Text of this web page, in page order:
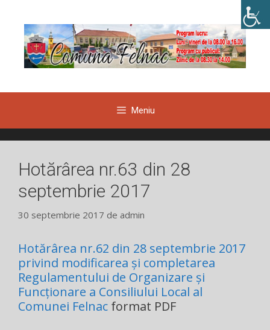
conținut
Meniu
Hotărârea nr.63 din 28
septembrie 2017
30 septembrie 2017 de admin
Hotărârea nr.62 din 28 septembrie 2017
privind modificarea și completarea
Regulamentului de Organizare și
Funcționare a Consiliului Local al
Comunei Felnac format PDF